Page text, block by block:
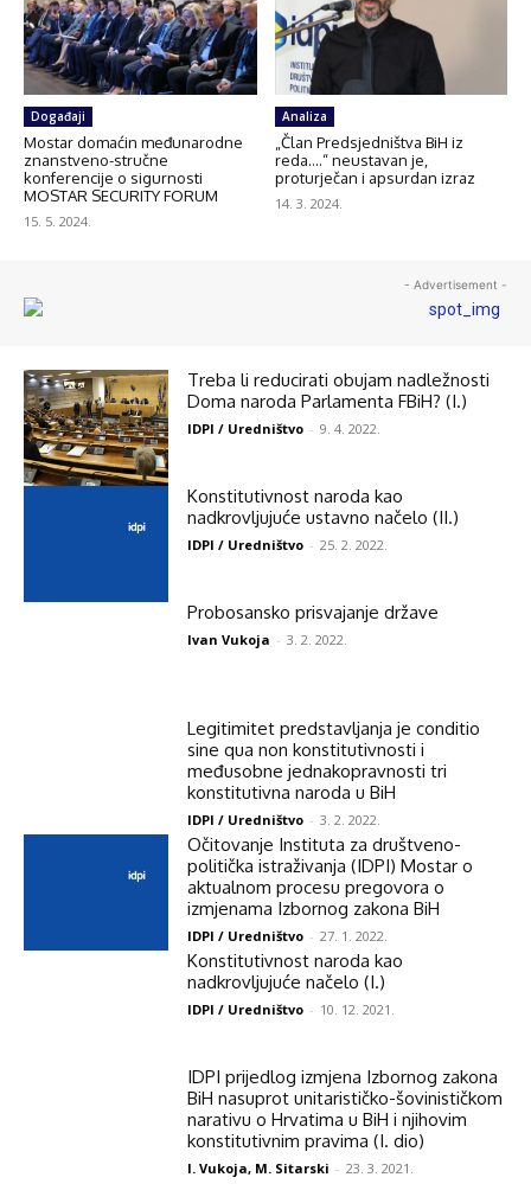
Događaji
Mostar domaćin međunarodne
znanstveno-stručne
konferencije o sigurnosti
MOSTAR SECURITY FORUM
15. 5. 2024.
Analiza
„Član Predsjedništva BiH iz
reda….“ neustavan je,
proturječan i apsurdan izraz
14. 3. 2024.
- Advertisement -
Treba li reducirati obujam nadležnosti
Doma naroda Parlamenta FBiH? (I.)
IDPI / Uredništvo - 9. 4. 2022.
Konstitutivnost naroda kao
nadkrovljujuće ustavno načelo (II.)
IDPI / Uredništvo - 25. 2. 2022.
Probosansko prisvajanje države
Ivan Vukoja - 3. 2. 2022.
Legitimitet predstavljanja je conditio
sine qua non konstitutivnosti i
međusobne jednakopravnosti tri
konstitutivna naroda u BiH
IDPI / Uredništvo - 3. 2. 2022.
Očitovanje Instituta za društveno-
politička istraživanja (IDPI) Mostar o
aktualnom procesu pregovora o
izmjenama Izbornog zakona BiH
IDPI / Uredništvo - 27. 1. 2022.
Konstitutivnost naroda kao
nadkrovljujuće načelo (I.)
IDPI / Uredništvo - 10. 12. 2021.
IDPI prijedlog izmjena Izbornog zakona
BiH nasuprot unitarističko-šovinističkom
narativu o Hrvatima u BiH i njihovim
konstitutivnim pravima (I. dio)
I. Vukoja, M. Sitarski - 23. 3. 2021.